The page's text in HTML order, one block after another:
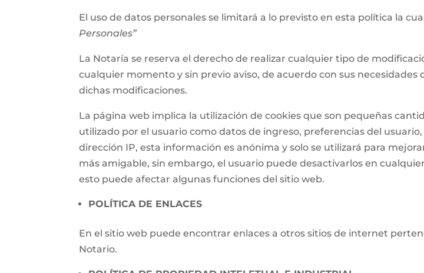
El uso de datos personales se limitará a lo previsto en esta política la
Personales”
La Notaría se reserva el derecho de realizar cualquier tipo de
cualquier momento y sin previo aviso, de acuerdo con sus
dichas modificaciones.
La página web implica la utilización de cookies que son pequeñas
utilizado por el usuario como datos de ingreso, preferencias del
dirección IP, esta información es anónima y solo se utilizará para
más amigable, sin embargo, el usuario puede desactivarlos en
esto puede afectar algunas funciones del sitio web.
POLÍTICA DE ENLACES
En el sitio web puede encontrar enlaces a otros sitios de internet
Notario.